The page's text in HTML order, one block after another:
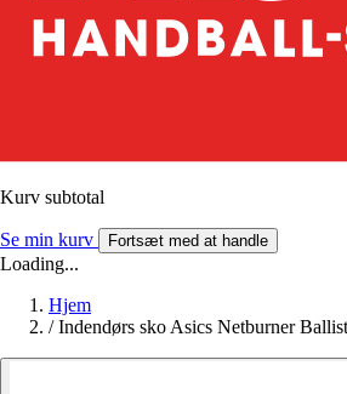
Kurv subtotal
Se min kurv Fortsæt med at handle
Loading...
Hjem
/ Indendørs sko Asics Netburner